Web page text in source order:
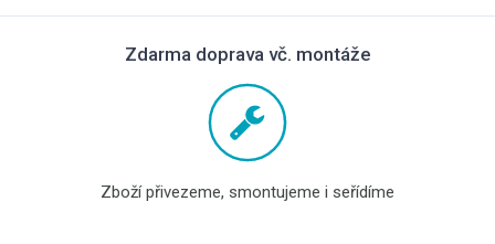
Zdarma doprava vč. montáže
Zboží přivezeme, smontujeme i seřídíme